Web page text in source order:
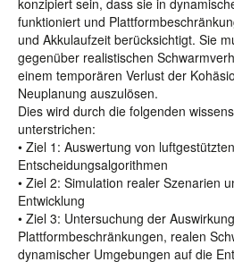
konzipiert sein, dass sie in
funktioniert und
und Akkulaufzeit berücksichtigt. Sie
gegenüber realistischen
einem temporären Verlust der
Neuplanung auszulösen.
Dies wird durch die folgenden
unterstrichen:
• Ziel 1: Auswertung von
Entscheidungsalgorithmen
• Ziel 2: Simulation realer Szenarien
Entwicklung
• Ziel 3: Untersuchung der
Plattformbeschränkungen, realen
dynamischer Umgebungen auf die